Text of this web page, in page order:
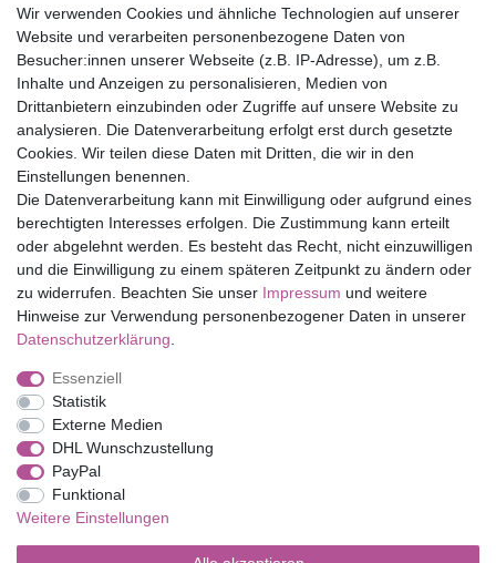
30 Tage Rückgaberecht
Versandfrei ab 75 € in Deutschland
Top Marken
Eduplay
Folia Bringmann
Shop
Mein Konto
Service
Versandkosten
Impressum
Barrierefreiheitserklärung
Wir verwenden Cookies und ähnliche Technologien auf unserer
Website und verarbeiten personenbezogene Daten von
Besucher:innen unserer Webseite (z.B. IP-Adresse), um z.B.
Inhalte und Anzeigen zu personalisieren, Medien von
Drittanbietern einzubinden oder Zugriffe auf unsere Website zu
analysieren. Die Datenverarbeitung erfolgt erst durch gesetzte
Cookies. Wir teilen diese Daten mit Dritten, die wir in den
Einstellungen benennen.
Die Datenverarbeitung kann mit Einwilligung oder aufgrund eines
berechtigten Interesses erfolgen. Die Zustimmung kann erteilt
oder abgelehnt werden. Es besteht das Recht, nicht einzuwilligen
und die Einwilligung zu einem späteren Zeitpunkt zu ändern oder
zu widerrufen. Beachten Sie unser Impressum und weitere
Hinweise zur Verwendung personenbezogener Daten in unserer
Daten­schutz­erklärung
Essenziell
Statistik
Externe Medien
DHL Wunschzustellung
PayPal
Funktional
Weitere Einstellungen